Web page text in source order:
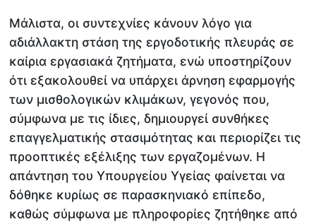
Μάλιστα, οι συντεχνίες κάνουν λόγο για
αδιάλλακτη στάση της εργοδοτικής πλευράς σε
καίρια εργασιακά ζητήματα, ενώ υποστηρίζουν
ότι εξακολουθεί να υπάρχει άρνηση εφαρμογής
των μισθολογικών κλιμάκων, γεγονός που,
σύμφωνα με τις ίδιες, δημιουργεί συνθήκες
επαγγελματικής στασιμότητας και περιορίζει τις
προοπτικές εξέλιξης των εργαζομένων. Η
απάντηση του Υπουργείου Υγείας φαίνεται να
δόθηκε κυρίως σε παρασκηνιακό επίπεδο,
καθώς σύμφωνα με πληροφορίες ζητήθηκε από